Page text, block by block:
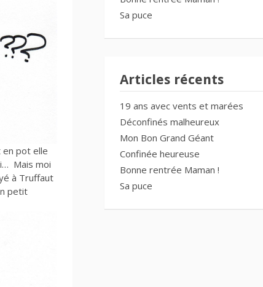
en pot elle
Mais moi
à Truffaut
petit
Sa puce
Articles récents
19 ans avec vents et marées
Déconfinés malheureux
Mon Bon Grand Géant
Confinée heureuse
Bonne rentrée Maman !
Sa puce